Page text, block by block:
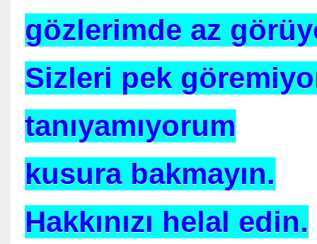
gözlerimde az
Sizleri pek
tanıyamıyorum
kusura bakmayın.
Hakkınızı helal edin.
TANRIKORUR.ABD Üniversiteden-Türkiye
İnsanı Kim